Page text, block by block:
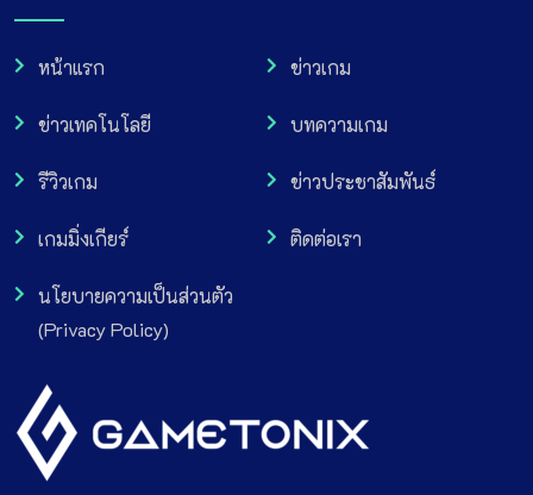
หน้าแรก ข่าวเกม
ข่าวเทคโนโลยี บทความเกม
รีวิวเกม ข่าวประชาสัมพันธ์
เกมมิ่งเกียร์ ติดต่อเรา
นโยบายความเป็นส่วนตัว
(Privacy Policy)